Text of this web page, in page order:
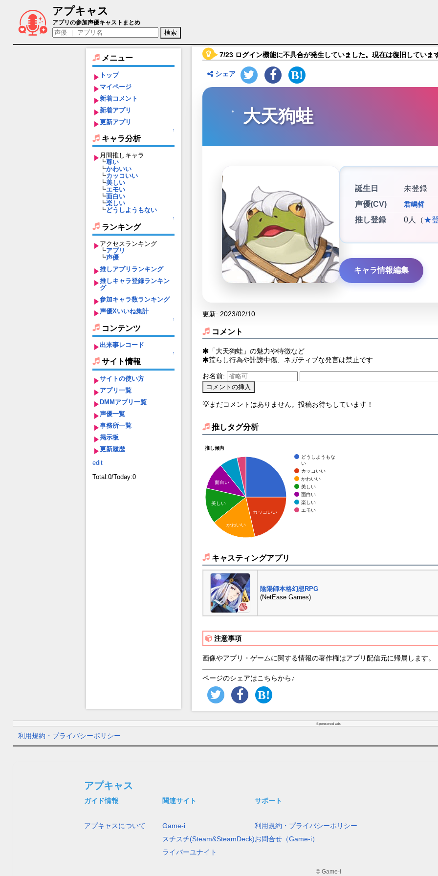
アプキャス
大天狗蛙（声優：君嶋哲)【陰陽師 - 本格幻想RPG】キャラ紹介
アプリの参加声優キャストまとめ
メニュー
トップ
マイページ
新着コメント
新着アプリ
更新アプリ
↑
キャラ分析
月間推しキャラ
┗尊い
┗かわいい
┗カッコいい
┗美しい
┗エモい
┗面白い
┗楽しい
┗どうしようもない
↑
ランキング
アクセスランキング
┗アプリ
┗声優
推しアプリランキング
推しキャラ登録ランキン
グ
参加キャラ数ランキング
声優Xいいね集計
↑
コンテンツ
出来事レコード
↑
サイト情報
サイトの使い方
アプリ一覧
DMMアプリ一覧
声優一覧
事務所一覧
掲示板
更新履歴
edit
Total:0/Today:0
7/23 ログイン機能に不具合が発生していました。現在は復旧していま
シェア
大天狗蛙
誕生日
未登録
声優(CV)
君嶋哲
推し登録 0人（★
キャラ情報編集
更新: 2023/02/10
コメント
「大天狗蛙」の魅力や特徴など
荒らし行為や誹謗中傷、ネガティブな発言は禁止です
お名前:
💡まだコメントはありません。投稿お待ちしています！
推しタグ分析
推し傾向
どうしようもな
い
カッコいい
かわいい
美しい
面白い
楽しい
エモい
カッコいい
面白い
美しい
かわいい
キャスティングアプリ
陰陽師本格幻想RPG
(NetEase Games)
注意事項
画像やアプリ・ゲームに関する情報の著作権はアプリ配信元に帰属します。
ページのシェアはこちらから♪
Sponsored ads
利用規約・プライバシーポリシー
アプキャス
ガイド情報
アプキャスについて
関連サイト
Game-i
スチスチ(Steam&SteamDeck)
ライバーユナイト
サポート
利用規約・プライバシーポリシー
お問合せ（Game-i）
© Game-i